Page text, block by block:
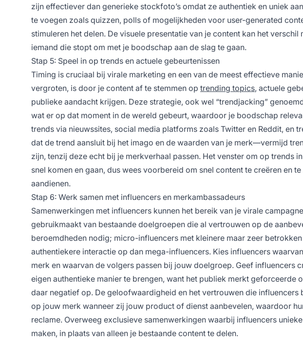
zijn effectiever dan generieke stockfoto’s omdat ze authentiek en uniek
te voegen zoals quizzen, polls of mogelijkheden voor user-generated
stimuleren het delen. De visuele presentatie van je content kan het
iemand die stopt om met je boodschap aan de slag te gaan.
Stap 5: Speel in op trends en actuele gebeurtenissen
Timing is cruciaal bij virale marketing en een van de meest effectieve
vergroten, is door je content af te stemmen op trending topics, actuele
publieke aandacht krijgen. Deze strategie, ook wel “trendjacking”
wat er op dat moment in de wereld gebeurt, waardoor je boodschap
trends via nieuwssites, social media platforms zoals Twitter en Reddit, en
dat de trend aansluit bij het imago en de waarden van je merk—vermijd
zijn, tenzij deze echt bij je merkverhaal passen. Het venster om op trends
snel komen en gaan, dus wees voorbereid om snel content te creëren en
aandienen.
Stap 6: Werk samen met influencers en merkambassadeurs
Samenwerkingen met influencers kunnen het bereik van je virale
gebruikmaakt van bestaande doelgroepen die al vertrouwen op de
beroemdheden nodig; micro-influencers met kleinere maar zeer
authentiekere interactie op dan mega-influencers. Kies influencers
merk en waarvan de volgers passen bij jouw doelgroep. Geef influencers
eigen authentieke manier te brengen, want het publiek merkt geforceerde
daar negatief op. De geloofwaardigheid en het vertrouwen die
op jouw merk wanneer zij jouw product of dienst aanbevelen, waardoor
reclame. Overweeg exclusieve samenwerkingen waarbij influencers
maken, in plaats van alleen je bestaande content te delen.